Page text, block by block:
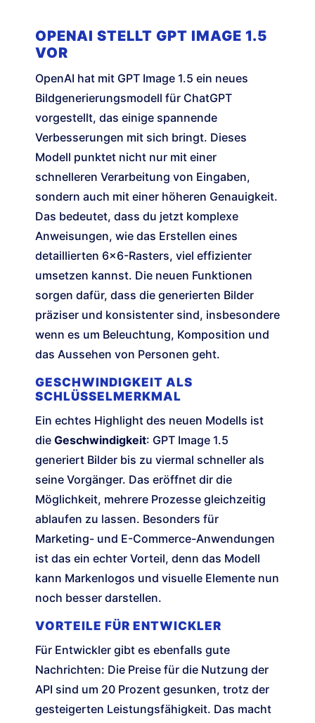
OPENAI STELLT GPT IMAGE 1.5
VOR
OpenAI hat mit GPT Image 1.5 ein neues
Bildgenerierungsmodell für ChatGPT
vorgestellt, das einige spannende
Verbesserungen mit sich bringt. Dieses
Modell punktet nicht nur mit einer
schnelleren Verarbeitung von Eingaben,
sondern auch mit einer höheren Genauigkeit.
Das bedeutet, dass du jetzt komplexe
Anweisungen, wie das Erstellen eines
detaillierten 6×6-Rasters, viel effizienter
umsetzen kannst. Die neuen Funktionen
sorgen dafür, dass die generierten Bilder
präziser und konsistenter sind, insbesondere
wenn es um Beleuchtung, Komposition und
das Aussehen von Personen geht.
GESCHWINDIGKEIT ALS
SCHLÜSSELMERKMAL
Ein echtes Highlight des neuen Modells ist
die Geschwindigkeit: GPT Image 1.5
generiert Bilder bis zu viermal schneller als
seine Vorgänger. Das eröffnet dir die
Möglichkeit, mehrere Prozesse gleichzeitig
ablaufen zu lassen. Besonders für
Marketing- und E-Commerce-Anwendungen
ist das ein echter Vorteil, denn das Modell
kann Markenlogos und visuelle Elemente nun
noch besser darstellen.
VORTEILE FÜR ENTWICKLER
Für Entwickler gibt es ebenfalls gute
Nachrichten: Die Preise für die Nutzung der
API sind um 20 Prozent gesunken, trotz der
gesteigerten Leistungsfähigkeit. Das macht